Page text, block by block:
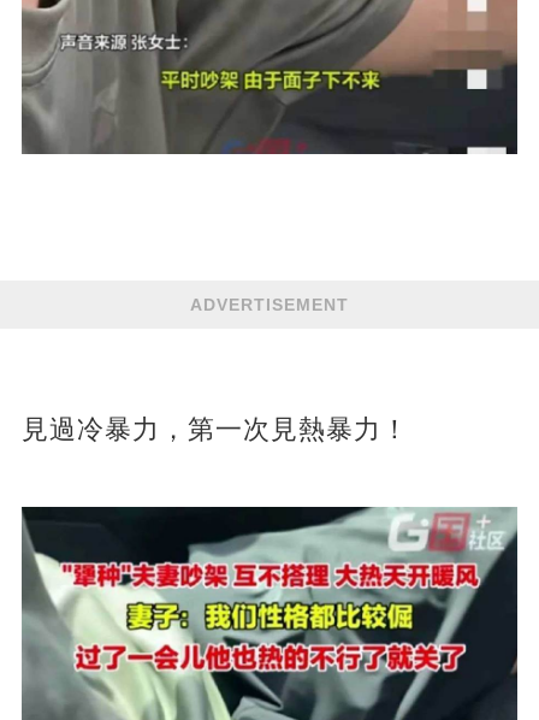
ADVERTISEMENT
見過冷暴力，第一次見熱暴力！